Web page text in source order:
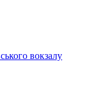
вокзалу